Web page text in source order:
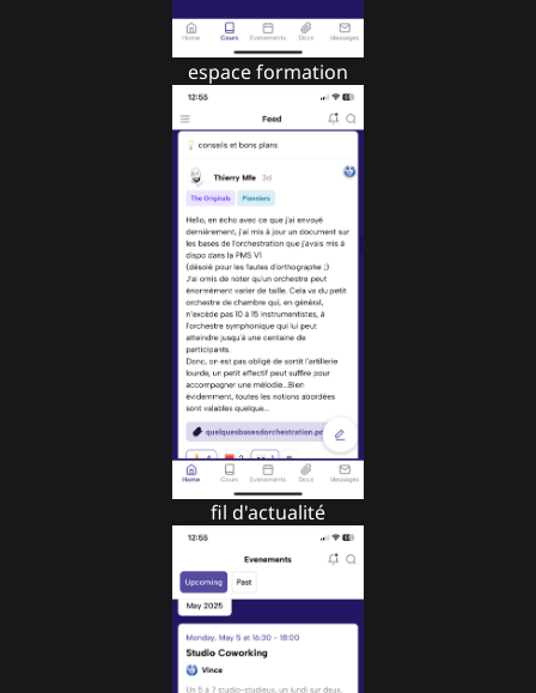
espace formation
fil d'actualité